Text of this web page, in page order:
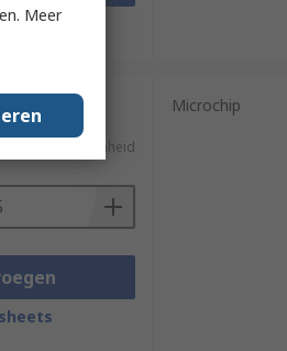
in een
€ 1,748/eenheid
Microchip
Meer